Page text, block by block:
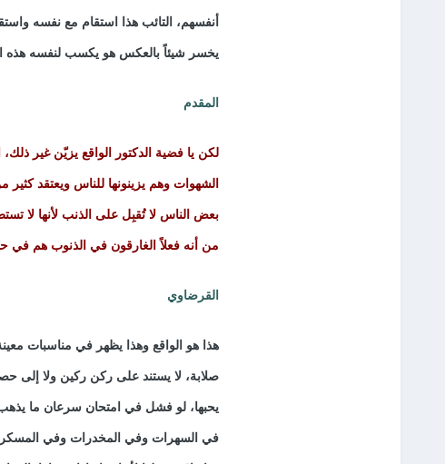
أنفسهم، التائب هذا استقام مع نفسه
يخسر شيئاً بالعكس هو يكسب لنفسه هذه
المقدم
لكن يا فضية الدكتور الواقع يزيّن غير
الشهوات وهم يزينونها للناس ويعتقد
بعض الناس لا تُقبِل على الذنب لأنها لا
من أنه فعلاً الغارقون في الذنوب هم في
القرضاوي
هذا هو الواقع وهذا يظهر في مناسبات
صلابة، لا يستند على ركن ركين ولا
يحبها، لو فشل في امتحان سرعان ما يذهب
في السهرات وفي المخدرات وفي